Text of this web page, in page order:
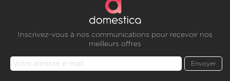
Inscrivez-vous à nos communications pour reçevoir nos
meilleurs offres